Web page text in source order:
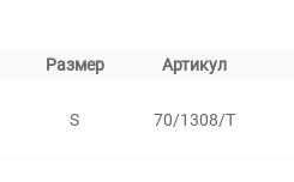
Размер Артикул
S 70/1308/Т